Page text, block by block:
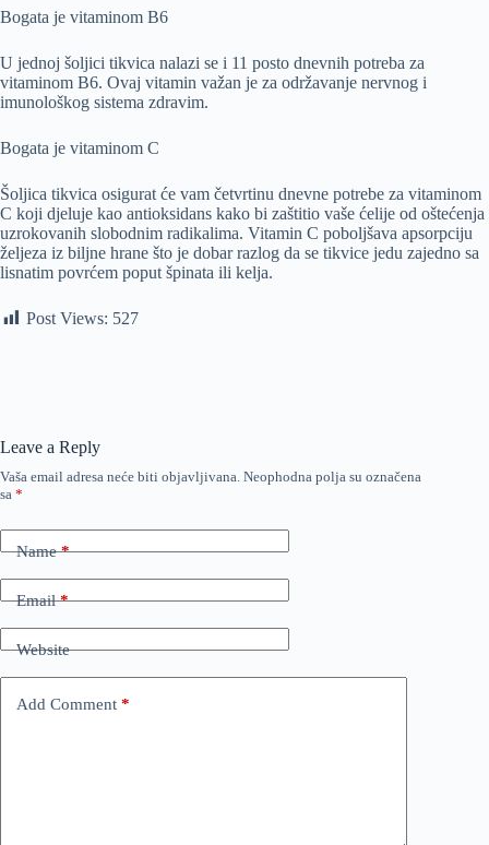
Bogata je vitaminom B6
U jednoj šoljici tikvica nalazi se i 11 posto dnevnih potreba za
vitaminom B6. Ovaj vitamin važan je za održavanje nervnog i
imunološkog sistema zdravim.
Bogata je vitaminom C
Šoljica tikvica osigurat će vam četvrtinu dnevne potrebe za vitaminom
C koji djeluje kao antioksidans kako bi zaštitio vaše ćelije od oštećenja
uzrokovanih slobodnim radikalima. Vitamin C poboljšava apsorpciju
željeza iz biljne hrane što je dobar razlog da se tikvice jedu zajedno sa
lisnatim povrćem poput špinata ili kelja.
Post Views: 527
Leave a Reply
Vaša email adresa neće biti objavljivana. Neophodna polja su označena
sa *
Name*
Email*
Website
Add Comment *